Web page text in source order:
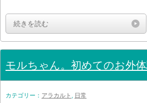
続きを読む
モルちゃん。初めてのお外
カテゴリー： アラカルト , 日常